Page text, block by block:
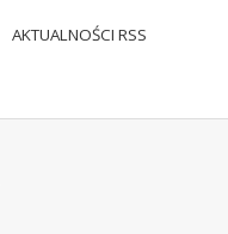
AKTUALNOŚCI RSS